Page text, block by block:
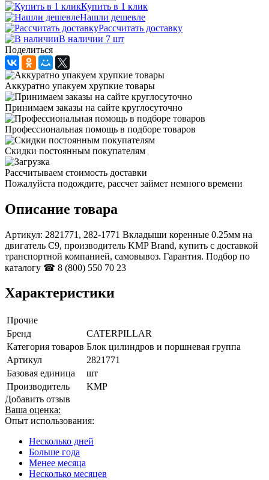
Купить в 1 клик
Нашли дешевле
Рассчитать доставку
В наличии 7 шт
Поделиться
Аккуратно упакуем хрупкие товары
Принимаем заказы на сайте круглосуточно
Профессиональная помощь в подборе товаров
Скидки постоянным покупателям
Рассчитываем стоимость доставки
Пожалуйста подождите, рассчет займет немного времени
Описание товара
Артикул: 2821771, 282-1771 Вкладыши коренные 0.25мм на
двигатель С9, производитель KMP Brand, купить с доставкой
транспортной компанией, самовывоз. Гарантия. Подбор по
каталогу ☎ 8 (800) 550 70 23
Характеристики
Прочие
Бренд
CATERPILLAR
Категория товаров Блок цилиндров и поршневая группа
Артикул
2821771
Базовая единица
шт
Производитель
KMP
Добавить отзыв
Ваша оценка:
Опыт использования:
Несколько дней
Больше года
Менее месяца
Несколько месяцев